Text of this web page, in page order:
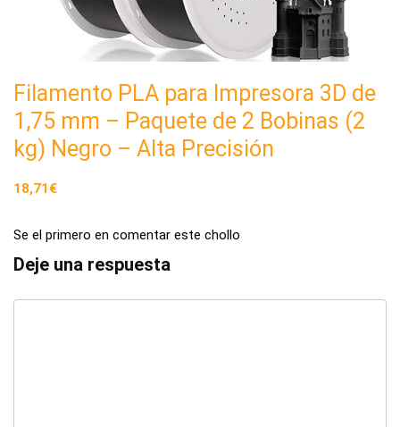
Filamento PLA para Impresora 3D de
1,75 mm – Paquete de 2 Bobinas (2
kg) Negro – Alta Precisión
18,71€
Se el primero en comentar este chollo
Deje una respuesta